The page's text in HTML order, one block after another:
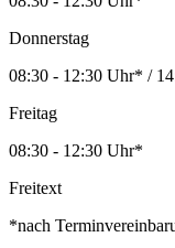
Donnerstag
08:30 - 12:30 Uhr* /
Freitag
08:30 - 12:30 Uhr*
Freitext
*nach